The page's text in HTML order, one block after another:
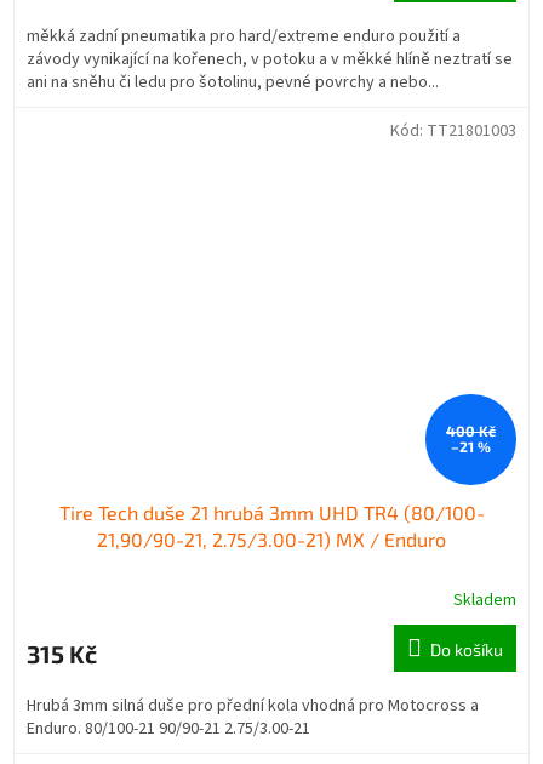
měkká zadní pneumatika pro hard/extreme enduro použití a
závody vynikající na kořenech, v potoku a v měkké hlíně neztratí se
ani na sněhu či ledu pro šotolinu, pevné povrchy a nebo...
400 Kč
–21 %
Tire Tech duše 21 hrubá 3mm UHD TR4 (80/100-
21,90/90-21, 2.75/3.00-21) MX / Enduro
Skladem
315 Kč Do košíku
Hrubá 3mm silná duše pro přední kola vhodná pro Motocross a
Enduro. 80/100-21 90/90-21 2.75/3.00-21
Kód: TT21801003